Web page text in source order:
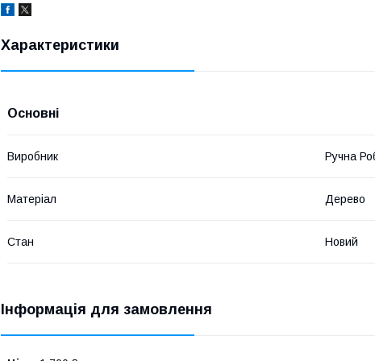
Характеристики
Основні
Виробник Ручна
Матеріал Дерево
Стан Новий
Інформація для замовлення